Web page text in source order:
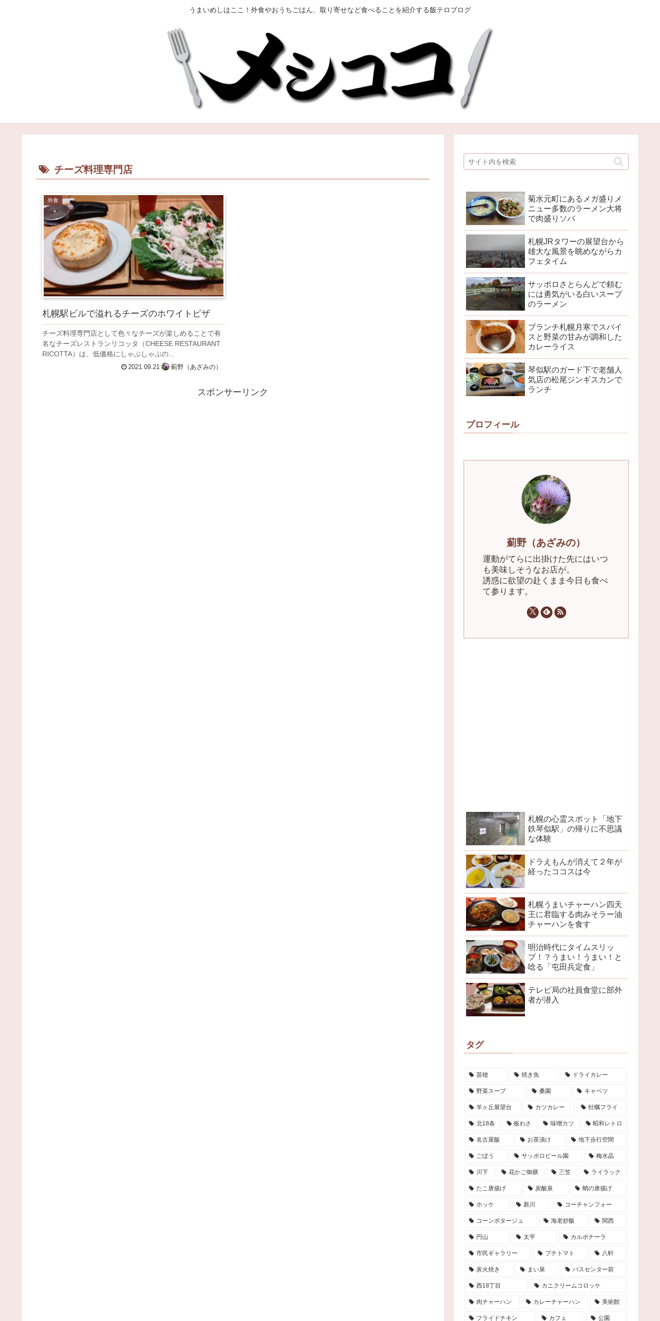
うまいめしはここ！外食やおうちごはん、取り寄せなど食べることを紹介する飯テロブログ
チーズ料理専門店
外食
札幌駅ビルで溢れるチーズのホワイトピザ
チーズ料理専門店として色々なチーズが楽しめることで有
名なチーズレストランリコッタ（CHEESE RESTAURANT
RICOTTA）は、低価格にしゃぶしゃぶの...
2021.09.21 薊野（あざみの）
スポンサーリンク
菊水元町にあるメガ盛りメ
ニュー多数のラーメン大将
で肉盛りソバ
札幌JRタワーの展望台から
雄大な風景を眺めながらカ
フェタイム
サッポロさとらんどで頼む
には勇気がいる白いスープ
のラーメン
ブランチ札幌月寒でスパイ
スと野菜の甘みが調和した
カレーライス
琴似駅のガード下で老舗人
気店の松尾ジンギスカンで
ランチ
プロフィール
薊野（あざみの）
運動がてらに出掛けた先にはいつ
も美味しそうなお店が。
誘惑に欲望の赴くまま今日も食べ
て参ります。
札幌の心霊スポット「地下
鉄琴似駅」の帰りに不思議
な体験
ドラえもんが消えて２年が
経ったココスは今
札幌うまいチャーハン四天
王に君臨する肉みそラー油
チャーハンを食す
明治時代にタイムスリッ
プ！？うまい！うまい！と
唸る「屯田兵定食」
テレビ局の社員食堂に部外
者が潜入
タグ
苗穂 焼き魚 ドライカレー
野菜スープ 桑園 キャベツ
羊ヶ丘展望台 カツカレー 牡蠣フライ
北18条 板わさ 味噌カツ 昭和レトロ
名古屋飯 お茶漬け 地下歩行空間
ごぼう サッポロビール園 梅水晶
川下 花かご御膳 三笠 ライラック
たこ唐揚げ 炭酸泉 蛸の唐揚げ
ホッケ 新川 コーチャンフォー
コーンポタージュ 海老炒飯 関西
円山 太平 カルボナーラ
市民ギャラリー プチトマト 八軒
炭火焼き まい泉 バスセンター前
西18丁目 カニクリームコロッケ
肉チャーハン カレーチャーハン 美術館
フライドチキン カフェ 公園